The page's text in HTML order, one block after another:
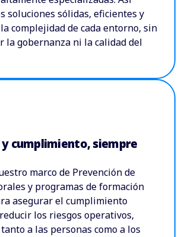
soluciones sólidas, eficientes y
complejidad de cada entorno, sin
la gobernanza ni la calidad del
y cumplimiento, siempre
marco de Prevención de
y programas de formación
asegurar el cumplimiento
los riesgos operativos,
a las personas como a los